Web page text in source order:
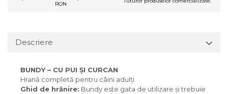
RON
Descriere
BUNDY – CU PUI ȘI CURCAN
Hrană completă pentru câini adulți
Ghid de hrănire: Bundy este gata de utilizare și trebuie